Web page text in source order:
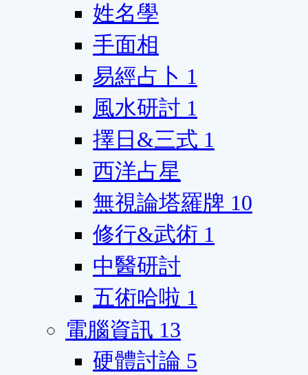
姓名學
手面相
易經占卜 1
風水研討 1
擇日&三式 1
西洋占星
無視論塔羅牌 10
修行&武術 1
中醫研討
五術哈啦 1
電腦資訊 13
硬體討論 5